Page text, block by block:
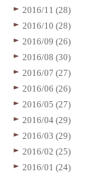
2016/11 (28)
2016/10 (28)
2016/09 (26)
2016/08 (30)
2016/07 (27)
2016/06 (26)
2016/05 (27)
2016/04 (29)
2016/03 (29)
2016/02 (25)
2016/01 (24)